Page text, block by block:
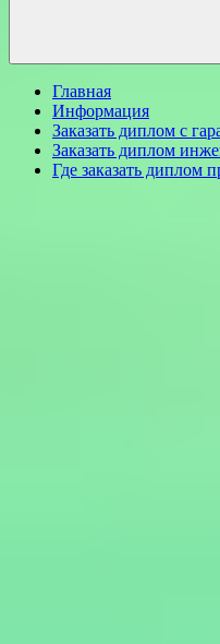
Главная
Информация
Заказать диплом с
Заказать диплом
Где заказать диплом